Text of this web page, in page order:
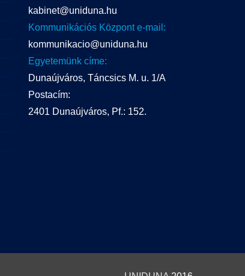
kabinet@uniduna.hu
Kommunikációs Központ e-mail:
kommunikacio@uniduna.hu
Egyetemünk címe:
Dunaújváros, Táncsics M. u. 1/A
Postacím:
2401 Dunaújváros, Pf.: 152.